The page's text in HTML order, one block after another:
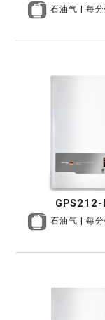
石油气 | 每
GPS212-
石油气 | 每